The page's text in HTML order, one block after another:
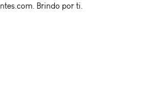
Brindo por ti.